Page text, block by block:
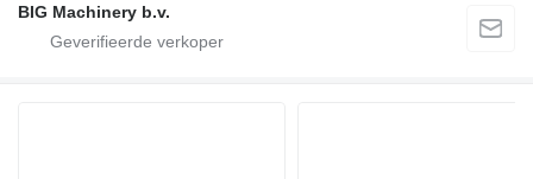
BIG Machinery b.v.